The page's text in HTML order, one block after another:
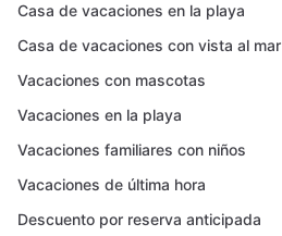
Casa de vacaciones en la playa
Casa de vacaciones con vista al mar
Vacaciones con mascotas
Vacaciones en la playa
Vacaciones familiares con niños
Vacaciones de última hora
Descuento por reserva anticipada